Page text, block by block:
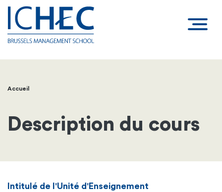
Fil
d'Ariane
Accueil
Description du cours
Intitulé de l'Unité d'Enseignement